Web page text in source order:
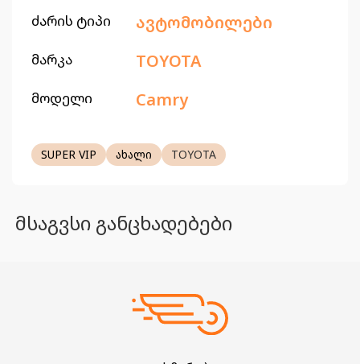
ძარის ტიპი ავტომობილები
მარკა TOYOTA
მოდელი Camry
SUPER VIP ახალი TOYOTA
მსაგვსი განცხადებები